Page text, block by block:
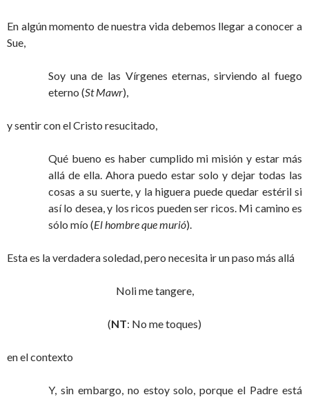
En algún momento de nuestra vida debemos llegar a conocer a
Sue,
Soy una de las Vírgenes eternas, sirviendo al fuego
eterno (St Mawr),
y sentir con el Cristo resucitado,
Qué bueno es haber cumplido mi misión y estar más
allá de ella. Ahora puedo estar solo y dejar todas las
cosas a su suerte, y la higuera puede quedar estéril si
así lo desea, y los ricos pueden ser ricos. Mi camino es
sólo mío (El hombre que murió).
Esta es la verdadera soledad, pero necesita ir un paso más allá
Noli me tangere,
(NT: No me toques)
en el contexto
Y, sin embargo, no estoy solo, porque el Padre está